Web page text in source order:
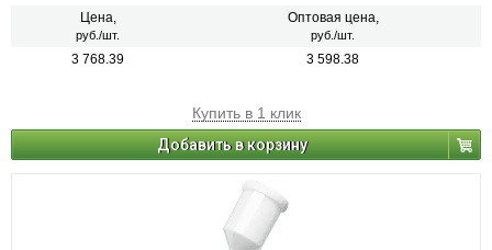
Цена,
руб./шт.
Оптовая цена,
руб./шт.
3 768.39 3 598.38
Купить в 1 клик
Добавить в корзину